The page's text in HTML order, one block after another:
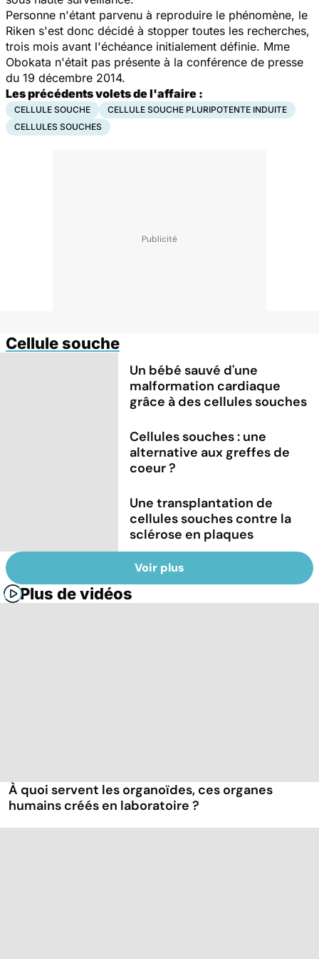
Personne n'étant parvenu à reproduire le phénomène, le
Riken s'est donc décidé à stopper toutes les recherches,
trois mois avant l'échéance initialement définie. Mme
Obokata n'était pas présente à la conférence de presse
du 19 décembre 2014.
Les précédents volets de l'affaire :
CELLULE SOUCHE
CELLULE SOUCHE PLURIPOTENTE INDUITE
CELLULES SOUCHES
Cellule souche
Un bébé sauvé d'une
malformation cardiaque
grâce à des cellules souches
Cellules souches : une
alternative aux greffes de
coeur ?
Une transplantation de
cellules souches contre la
sclérose en plaques
Voir plus
Plus de vidéos
À quoi servent les organoïdes, ces organes
humains créés en laboratoire ?